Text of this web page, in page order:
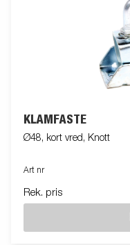
KLÄMFÄSTE
Ø48, kort vred, Knott
Art nr
Rek. pris